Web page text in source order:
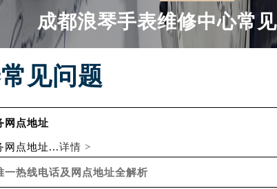
渤海大街交叉口浪琴售后服务中心（需提前预约）
号亨得利名表维修授权店1楼浪琴售后服务中心（需提
号亨得利名表维修授权店1楼浪琴售后服务中心（需提
6号华熙国际中心D座11层1102室浪琴售后服务中心（
井东方广场W3座6层602室浪琴售后服务中心（需提前
尔扈特大街浪琴售后服务中心（需提前预约）
福路甲3号王府井百货名表维修浪琴售后服务中心（需
街浪琴售后服务中心（需提前预约）
成都浪琴手表维修中心常
见问题
网点地址
网点地址...详情 >
热线电话及网点地址全解析